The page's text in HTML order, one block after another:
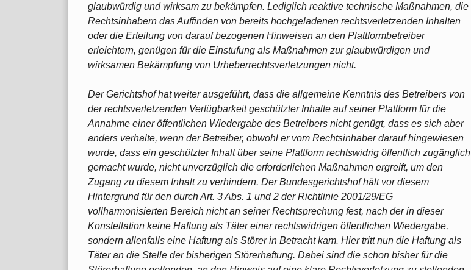
glaubwürdig und wirksam zu bekämpfen. Lediglich reaktive technische Maßnahmen, die
Rechtsinhabern das Auffinden von bereits hochgeladenen rechtsverletzenden Inhalten
oder die Erteilung von darauf bezogenen Hinweisen an den Plattformbetreiber
erleichtern, genügen für die Einstufung als Maßnahmen zur glaubwürdigen und
wirksamen Bekämpfung von Urheberrechtsverletzungen nicht.
Der Gerichtshof hat weiter ausgeführt, dass die allgemeine Kenntnis des Betreibers von
der rechtsverletzenden Verfügbarkeit geschützter Inhalte auf seiner Plattform für die
Annahme einer öffentlichen Wiedergabe des Betreibers nicht genügt, dass es sich aber
anders verhalte, wenn der Betreiber, obwohl er vom Rechtsinhaber darauf hingewiesen
wurde, dass ein geschützter Inhalt über seine Plattform rechtswidrig öffentlich zugänglich
gemacht wurde, nicht unverzüglich die erforderlichen Maßnahmen ergreift, um den
Zugang zu diesem Inhalt zu verhindern. Der Bundesgerichtshof hält vor diesem
Hintergrund für den durch Art. 3 Abs. 1 und 2 der Richtlinie 2001/29/EG
vollharmonisierten Bereich nicht an seiner Rechtsprechung fest, nach der in dieser
Konstellation keine Haftung als Täter einer rechtswidrigen öffentlichen Wiedergabe,
sondern allenfalls eine Haftung als Störer in Betracht kam. Hier tritt nun die Haftung als
Täter an die Stelle der bisherigen Störerhaftung. Dabei sind die schon bisher für die